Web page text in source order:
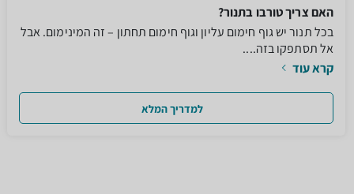
האם צריך טורבו בתנור?
בכל תנור יש גוף חימום עליון וגוף חימום תחתון – זה המינימום. אבל
אל תסתפקו בזה....
קרא עוד
למדריך המלא